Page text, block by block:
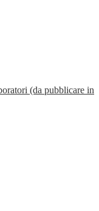
(da pubblicare in